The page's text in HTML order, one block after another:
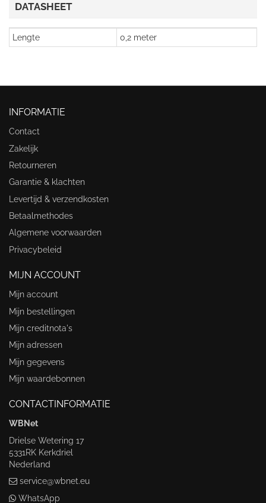
DATASHEET
Lengte 0,2 meter
INFORMATIE
Contact
Zakelijk
Retourneren
Garantie & klachten
Levertijd & verzendkosten
Betaalmethodes
Algemene voorwaarden
Privacybeleid
MIJN ACCOUNT
Mijn account
Mijn bestellingen
Mijn creditnota's
Mijn adressen
Mijn gegevens
Mijn waardebonnen
CONTACTINFORMATIE
WBNet
Drielse Wetering 17
5331RK Kerkdriel
Nederland
service@wbnet.eu
WhatsApp